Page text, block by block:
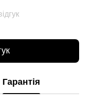
Гарантія